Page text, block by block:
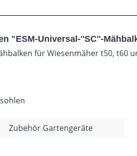
"ESM-Universal-''SC''-
für Wiesenmäher t50, t60
Zubehör Gartengeräte